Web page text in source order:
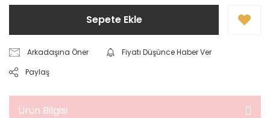
Sepete Ekle
Arkadaşına Öner
Fiyatı Düşünce Haber Ver
Paylaş
Ürün Bilgisi